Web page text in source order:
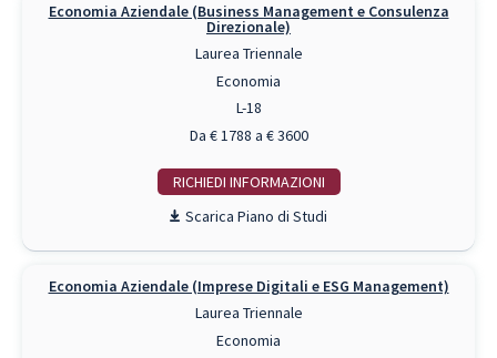
Economia Aziendale (Business Management e Consulenza
Direzionale)
Laurea Triennale
Economia
L-18
Da € 1788 a € 3600
RICHIEDI INFO
Piano di Studi
Economia Aziendale (Imprese Digitali e ESG Management)
Laurea Triennale
Economia